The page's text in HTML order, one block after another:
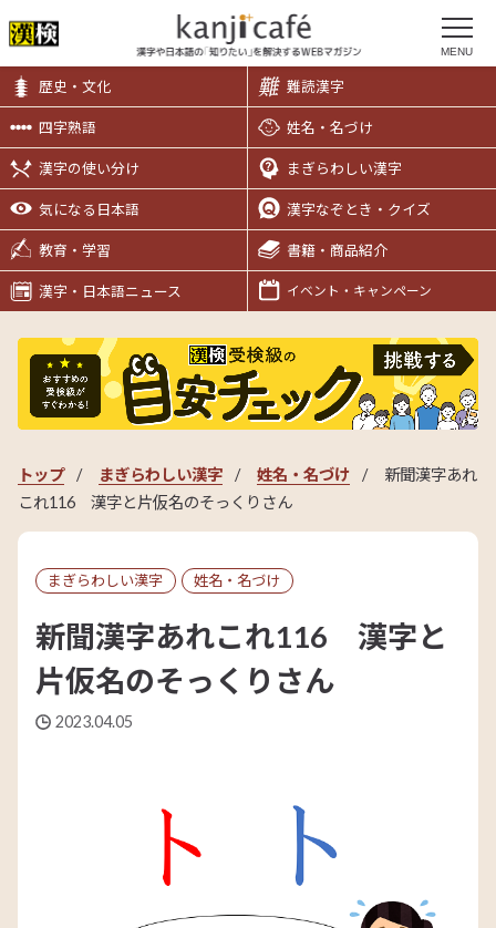
MENU
歴史・文化 難読漢字
四字熟語 姓名・名づけ
漢字の使い分け まぎらわしい漢字
気になる日本語 漢字なぞとき・クイズ
教育・学習 書籍・商品紹介
漢字・日本語ニュース イベント・キャンペーン
トップ まぎらわしい漢字 姓名・名づけ
新聞漢字あれ
これ116 漢字と片仮名のそっくりさん
まぎらわしい漢字 姓名・名づけ
新聞漢字あれこれ116 漢字と
片仮名のそっくりさん
2023.04.05